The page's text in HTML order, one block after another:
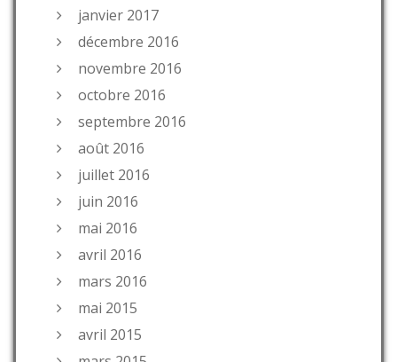
janvier 2017
décembre 2016
novembre 2016
octobre 2016
septembre 2016
août 2016
juillet 2016
juin 2016
mai 2016
avril 2016
mars 2016
mai 2015
avril 2015